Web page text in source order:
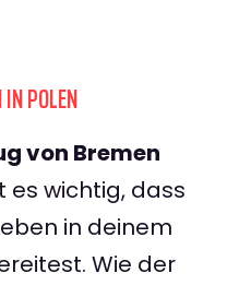
POLEN
von Bremen
es wichtig, dass
in deinem
Wie der